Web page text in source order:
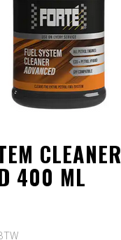
CLEANER
400 ML